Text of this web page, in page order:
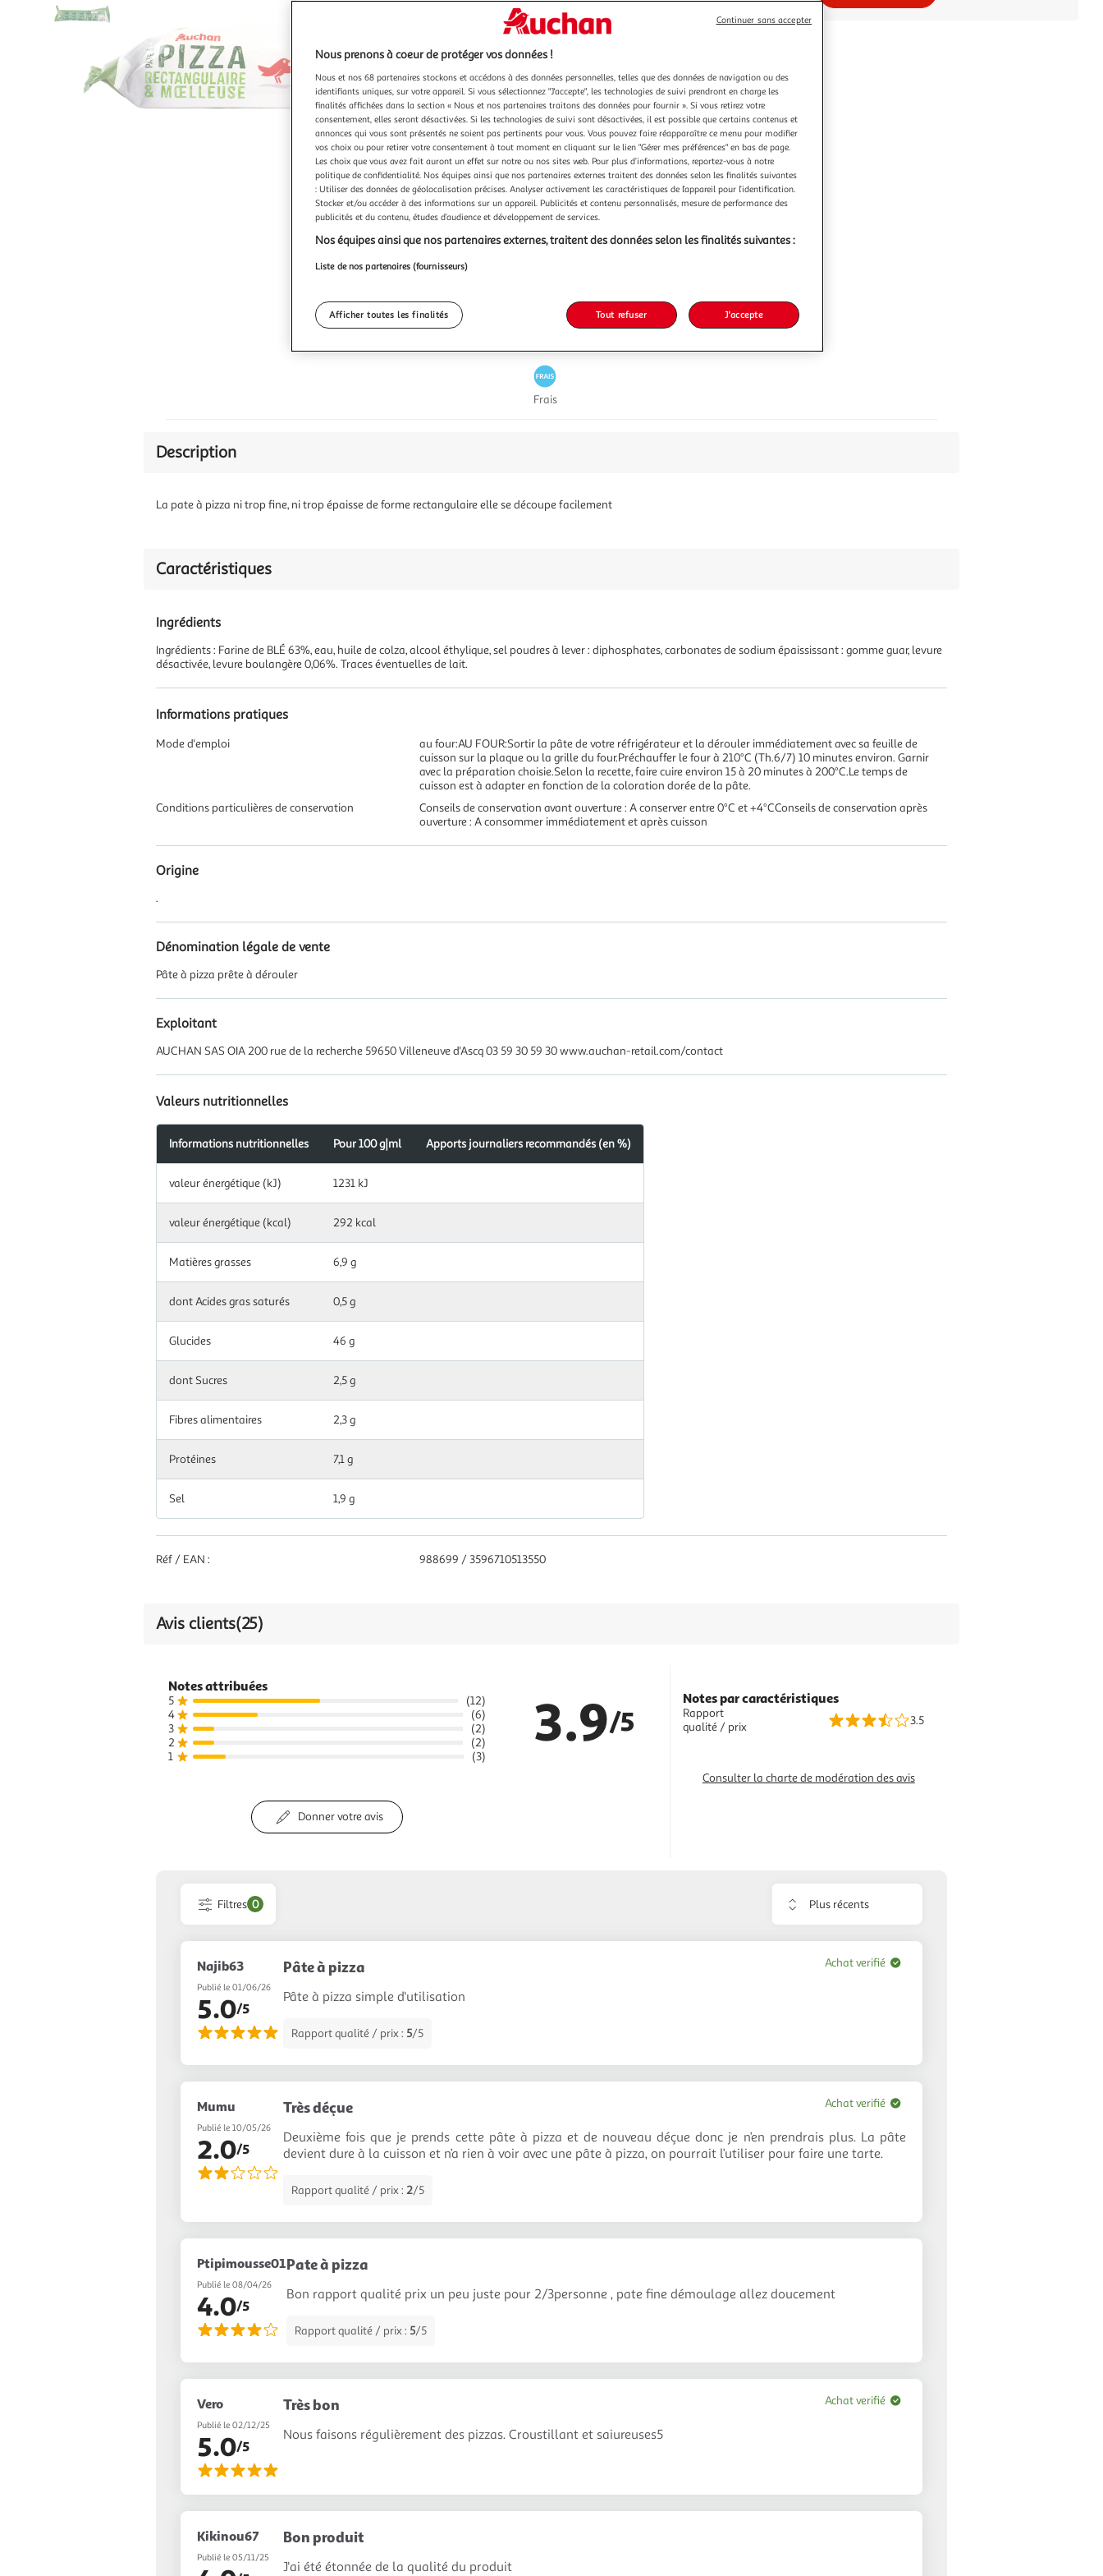
Frais
Description
La pate à pizza ni trop fine, ni trop épaisse de forme rectangulaire elle se découpe facilement
Caractéristiques
Ingrédients
Ingrédients : Farine de BLÉ 63%, eau, huile de colza, alcool éthylique, sel poudres à lever : diphosphates, carbonates de sodium épaississant : gomme guar, levure
désactivée, levure boulangère 0,06%. Traces éventuelles de lait.
Informations pratiques
Mode d'emploi
au four:AU FOUR:Sortir la pâte de votre réfrigérateur et la dérouler immédiatement avec sa feuille de
cuisson sur la plaque ou la grille du four.Préchauffer le four à 210°C (Th.6/7) 10 minutes environ. Garnir
avec la préparation choisie.Selon la recette, faire cuire environ 15 à 20 minutes à 200°C.Le temps de
cuisson est à adapter en fonction de la coloration dorée de la pâte.
Conditions particulières de conservation
Conseils de conservation avant ouverture : A conserver entre 0°C et +4°CConseils de conservation après
ouverture : A consommer immédiatement et après cuisson
Origine
.
Dénomination légale de vente
Pâte à pizza prête à dérouler
Exploitant
AUCHAN SAS OIA 200 rue de la recherche 59650 Villeneuve d'Ascq 03 59 30 59 30 www.auchan-retail.com/contact
Valeurs nutritionnelles
nutritionnelles
pour
g|ml
Informations nutritionnelles Pour 100 g|ml Apports journaliers recommandés (en %)
valeur énergétique (kJ) 1231 kJ
valeur énergétique (kcal) 292 kcal
Matières grasses 6,9 g
dont Acides gras saturés 0,5 g
Glucides 46 g
dont Sucres 2,5 g
Fibres alimentaires 2,3 g
Protéines 7,1 g
Sel 1,9 g
Réf / EAN : 988699 / 3596710513550
Avis clients(25)
Notes attribuées
5
(12)
4
(6)
3
(2)
2
(2)
1
(3)
3.9/5
Donner votre avis
Notes par caractéristiques
Rapport
qualité / prix
3.5
Consulter la charte de modération des avis
Filtres 0
Trier
avis
Najib63
Publié le 01/06/26
5.0/5
Pâte à pizza
Pâte à pizza simple d'utilisation
Rapport qualité / prix : 5/5
Achat verifié
Mumu
Publié le 10/05/26
2.0/5
Très déçue
Deuxième fois que je prends cette pâte à pizza et de nouveau déçue donc je n’en prendrais plus. La pâte
devient dure à la cuisson et n’a rien à voir avec une pâte à pizza, on pourrait l’utiliser pour faire une tarte.
Rapport qualité / prix : 2/5
Achat verifié
Ptipimousse01
Publié le 08/04/26
4.0/5
Pate à pizza
Bon rapport qualité prix un peu juste pour 2/3personne , pate fine démoulage allez doucement
Rapport qualité / prix : 5/5
Vero
Publié le 02/12/25
5.0/5
Très bon
Nous faisons régulièrement des pizzas. Croustillant et saiureuses5
Achat verifié
Kikinou67
Publié le 05/11/25
Bon produit
J'ai été étonnée de la qualité du produit
Nous prenons à coeur de protéger vos données !
Nous et nos 68 partenaires stockons et accédons à des données personnelles, telles que des données de navigation ou des
identifiants uniques, sur votre appareil. Si vous sélectionnez "J'accepte", les technologies de suivi prendront en charge les
finalités affichées dans la section « Nous et nos partenaires traitons des données pour fournir ». Si vous retirez votre
consentement, elles seront désactivées. Si les technologies de suivi sont désactivées, il est possible que certains contenus et
annonces qui vous sont présentés ne soient pas pertinents pour vous. Vous pouvez faire réapparaître ce menu pour modifier
vos choix ou pour retirer votre consentement à tout moment en cliquant sur le lien "Gérer mes préférences" en bas de page.
Les choix que vous avez fait auront un effet sur notre ou nos sites web. Pour plus d’informations, reportez-vous à notre
politique de confidentialité. Nos équipes ainsi que nos partenaires externes traitent des données selon les finalités suivantes
: Utiliser des données de géolocalisation précises. Analyser activement les caractéristiques de l’appareil pour l’identification.
Stocker et/ou accéder à des informations sur un appareil. Publicités et contenu personnalisés, mesure de performance des
publicités et du contenu, études d’audience et développement de services.
Nos équipes ainsi que nos partenaires externes, traitent des données selon les finalités suivantes :
Liste de nos partenaires (fournisseurs)
Afficher toutes les finalités Tout refuser J'accepte
Continuer sans accepter